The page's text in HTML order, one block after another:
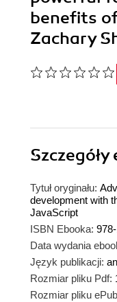
benefits
Zachary
Szczegóły
Tytuł oryginału:
development with
JavaScript
ISBN Ebooka:
Data wydania
Język publikacji:
Rozmiar pliku Pdf:
Rozmiar pliku